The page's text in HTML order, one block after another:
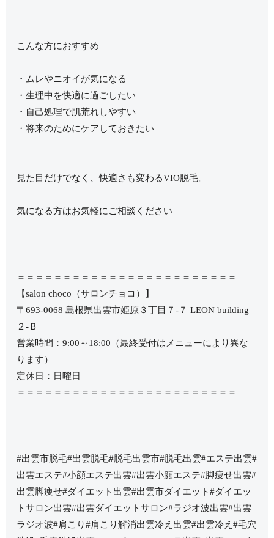
こんな方におすすめ
・ムレやニオイが気になる
・生理中を快適に過ごしたい
・自己処理で肌荒れしやすい
・将来のためにケアしておきたい
見た目だけでなく、快適さも変わるVIO脱毛。
気になる方はお気軽にご相談ください
＝＝＝＝＝＝＝＝＝＝＝＝＝＝＝＝＝＝＝＝＝＝＝＝
【salon choco（サロンチョコ）】
〒693-0068 島根県出雲市姫原３丁目７-７ LEON building
２-Ｂ
営業時間：9:00～18:00（最終受付はメニューにより異な
ります）
定休日：日曜日
＝＝＝＝＝＝＝＝＝＝＝＝＝＝＝＝＝＝＝＝＝＝＝＝
#出雲市脱毛#出雲脱毛#脱毛出雲市#脱毛出雲#エステ出雲#
出雲エステ#小顔エステ出雲#出雲小顔エステ#脚痩せ出雲#
出雲脚痩せ#ダイエット出雲#出雲市ダイエット#ダイエッ
トサロン出雲#出雲ダイエットサロン#ラジオ波出雲#出雲
ラジオ波#肩こり#肩こり解消出雲冷え出雲#出雲冷え#毛穴